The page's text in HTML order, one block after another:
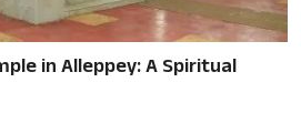
in Alleppey: A Spiritual